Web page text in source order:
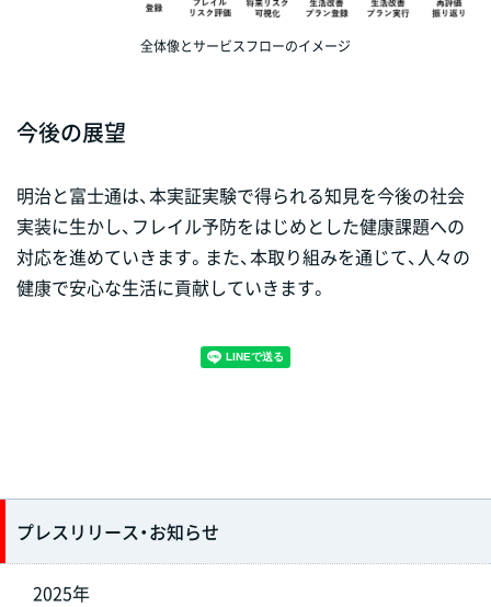
全体像とサービスフローのイメージ
今後の展望
明治と富士通は、本実証実験で得られる知見を今後の社会
実装に生かし、フレイル予防をはじめとした健康課題への
対応を進めていきます。また、本取り組みを通じて、人々の
健康で安心な生活に貢献していきます。
プレスリリース・お知らせ
2025年